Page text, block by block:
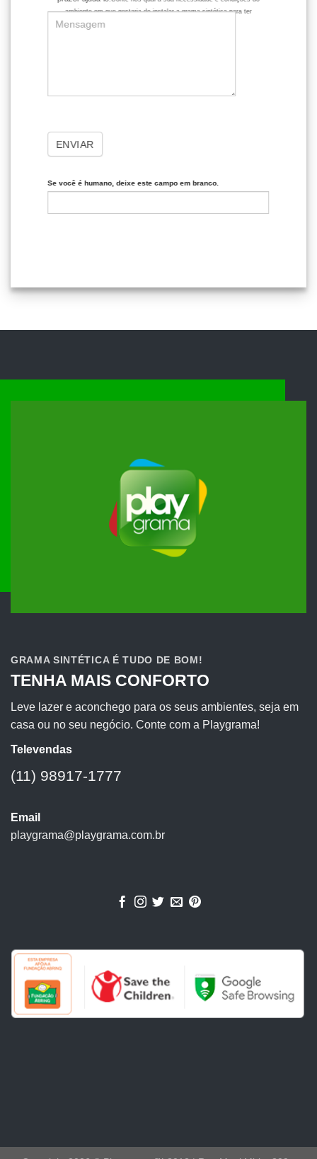
ambiente em que gostaria de instalar a grama sintética para ter
dicas mais assertivas sobre o produto.
ENVIAR
Se você é humano, deixe este campo em branco.
GRAMA SINTÉTICA É TUDO DE BOM!
TENHA MAIS CONFORTO
Leve lazer e aconchego para os seus ambientes, seja em
casa ou no seu negócio. Conte com a Playgrama!
Televendas
(11) 98917-1777
Email
playgrama@playgrama.com.br